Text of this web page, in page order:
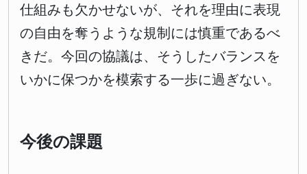
仕組みも欠かせないが、それを理由に表現
の自由を奪うような規制には慎重であるべ
きだ。今回の協議は、そうしたバランスを
いかに保つかを模索する一歩に過ぎない。
今後の課題